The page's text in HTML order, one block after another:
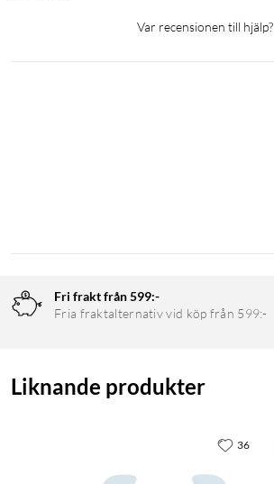
Var recensionen till hjälp?
Fri frakt från 599:-
Fria fraktalternativ vid köp från 599:-
Liknande produkter
36